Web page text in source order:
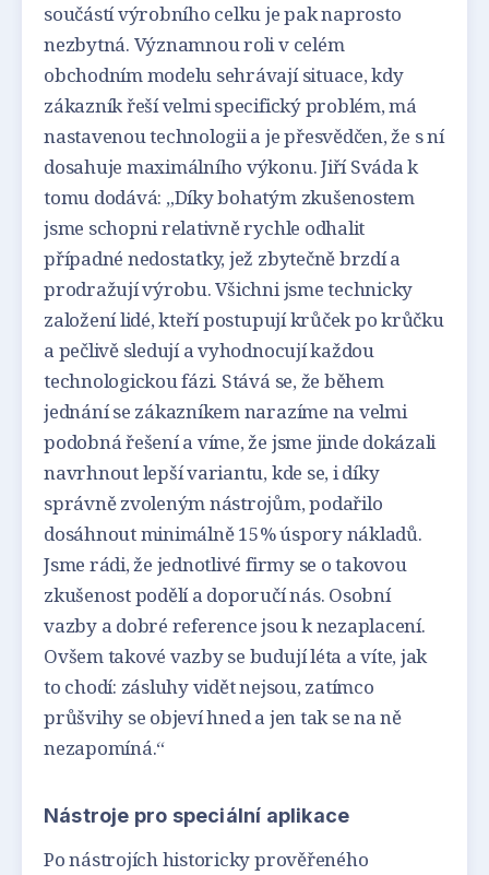
součástí výrobního celku je pak naprosto
nezbytná. Významnou roli v celém
obchodním modelu sehrávají situace, kdy
zákazník řeší velmi specifický problém, má
nastavenou technologii a je přesvědčen, že s ní
dosahuje maximálního výkonu. Jiří Sváda k
tomu dodává: „Díky bohatým zkušenostem
jsme schopni relativně rychle odhalit
případné nedostatky, jež zbytečně brzdí a
prodražují výrobu. Všichni jsme technicky
založení lidé, kteří postupují krůček po krůčku
a pečlivě sledují a vyhodnocují každou
technologickou fázi. Stává se, že během
jednání se zákazníkem narazíme na velmi
podobná řešení a víme, že jsme jinde dokázali
navrhnout lepší variantu, kde se, i díky
správně zvoleným nástrojům, podařilo
dosáhnout minimálně 15% úspory nákladů.
Jsme rádi, že jednotlivé firmy se o takovou
zkušenost podělí a doporučí nás. Osobní
vazby a dobré reference jsou k nezaplacení.
Ovšem takové vazby se budují léta a víte, jak
to chodí: zásluhy vidět nejsou, zatímco
průšvihy se objeví hned a jen tak se na ně
nezapomíná.“
Nástroje pro speciální aplikace
Po nástrojích historicky prověřeného